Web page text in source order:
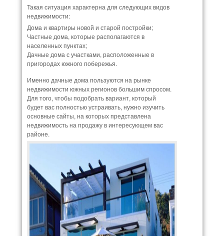
Такая ситуация характерна для следующих видов
недвижимости:
Дома и квартиры новой и старой постройки;
Частные дома, которые располагаются в
населенных пунктах;
Дачные дома с участками, расположенные в
пригородах южного побережья.
Именно дачные дома пользуются на рынке
недвижимости южных регионов большим спросом.
Для того, чтобы подобрать вариант, который
будет вас полностью устраивать, нужно изучить
основные сайты, на которых представлена
недвижимость на продажу в интересующем вас
районе.